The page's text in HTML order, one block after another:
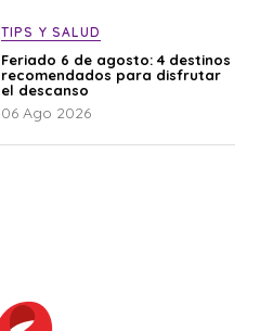
TIPS Y SALUD
Feriado 6 de agosto: 4 destinos
recomendados para disfrutar
el descanso
06 Ago 2026